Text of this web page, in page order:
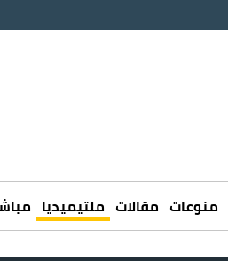
منوعات مقالات ملتيميديا